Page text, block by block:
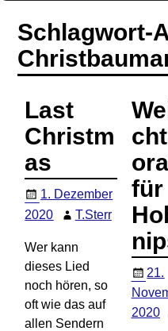
Schlagwort-
Last
Christm
as
1. Dezember
2020
T.Sterr
Wer kann
dieses Lied
noch hören, so
oft wie das auf
allen Sendern
für
21.
2020